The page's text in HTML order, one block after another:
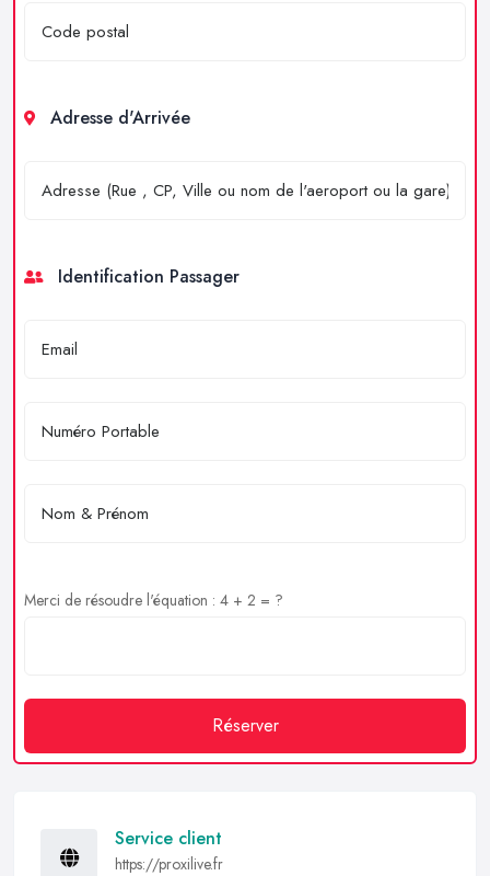
Adresse d'Arrivée
Identification Passager
Merci de résoudre l'équation : 4 + 2 = ?
Réserver
Service client
https://proxilive.fr